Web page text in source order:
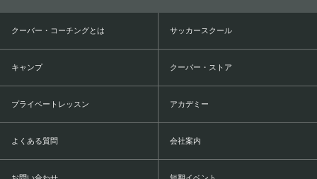
クーバー・コーチングとは サッカースクール
キャンプ クーバー・ストア
プライベートレッスン アカデミー
よくある質問 会社案内